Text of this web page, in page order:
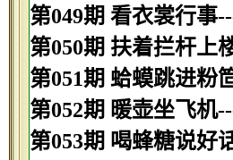
第049期 看衣裳行事
第050期 扶着拦杆上
第051期 蛤蟆跳进粉
第052期 暖壶坐飞机
第053期 喝蜂糖说好